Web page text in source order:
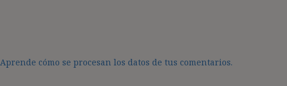
Aprende cómo se procesan los datos de tus comentarios.